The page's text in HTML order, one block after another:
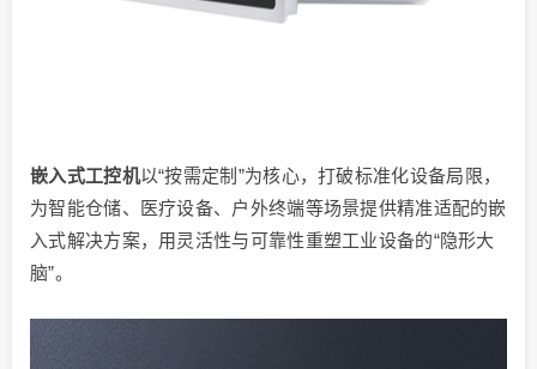
嵌入式工控机以“按需定制”为核心，打破标准化设备局限，
为智能仓储、医疗设备、户外终端等场景提供精准适配的嵌
入式解决方案，用灵活性与可靠性重塑工业设备的“隐形大
脑”。